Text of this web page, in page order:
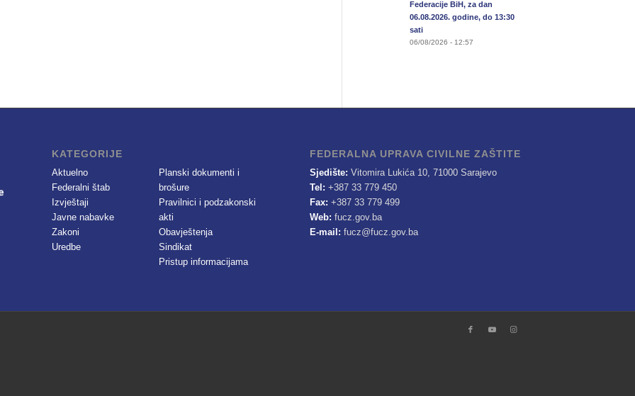
Federacije BiH, za dan
06.08.2026. godine, do 13:30
sati
06/08/2026 - 12:57
KATEGORIJE
Aktuelno
Federalni štab
Izvještaji
Javne nabavke
Zakoni
Uredbe
Planski dokumenti i
brošure
Pravilnici i podzakonski
akti
Obavještenja
Sindikat
Pristup informacijama
FEDERALNA UPRAVA CIVILNE ZAŠTITE
Sjedište: Vitomira Lukića 10, 71000 Sarajevo
Tel: +387 33 779 450
Fax: +387 33 779 499
Web: fucz.gov.ba
E-mail: fucz@fucz.gov.ba